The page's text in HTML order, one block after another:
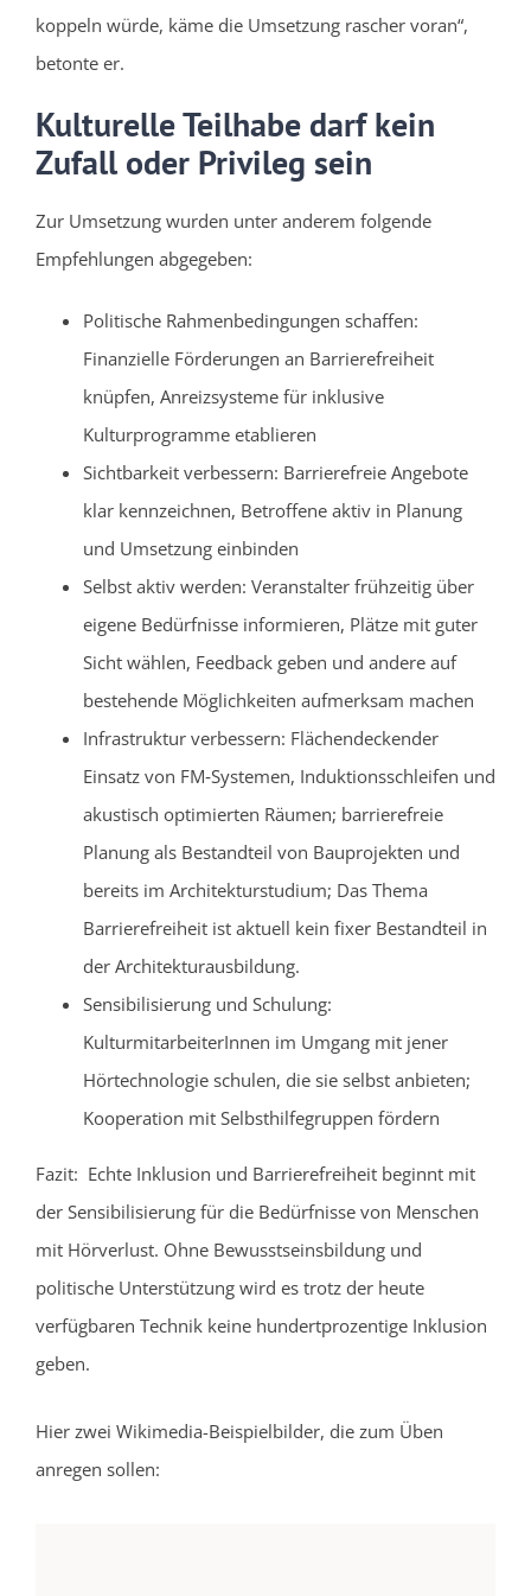
koppeln würde, käme die Umsetzung rascher voran“,
betonte er.
Kulturelle Teilhabe darf kein
Zufall oder Privileg sein
Zur Umsetzung wurden unter anderem folgende
Empfehlungen abgegeben:
Politische Rahmenbedingungen schaffen:
Finanzielle Förderungen an Barrierefreiheit
knüpfen, Anreizsysteme für inklusive
Kulturprogramme etablieren
Sichtbarkeit verbessern: Barrierefreie Angebote
klar kennzeichnen, Betroffene aktiv in Planung
und Umsetzung einbinden
Selbst aktiv werden: Veranstalter frühzeitig über
eigene Bedürfnisse informieren, Plätze mit guter
Sicht wählen, Feedback geben und andere auf
bestehende Möglichkeiten aufmerksam machen
Infrastruktur verbessern: Flächendeckender
Einsatz von FM‑Systemen, Induktionsschleifen und
akustisch optimierten Räumen; barrierefreie
Planung als Bestandteil von Bauprojekten und
bereits im Architekturstudium; Das Thema
Barrierefreiheit ist aktuell kein fixer Bestandteil in
der Architekturausbildung.
Sensibilisierung und Schulung:
KulturmitarbeiterInnen im Umgang mit jener
Hörtechnologie schulen, die sie selbst anbieten;
Kooperation mit Selbsthilfegruppen fördern
Fazit: Echte Inklusion und Barrierefreiheit beginnt mit
der Sensibilisierung für die Bedürfnisse von Menschen
mit Hörverlust. Ohne Bewusstseinsbildung und
politische Unterstützung wird es trotz der heute
verfügbaren Technik keine hundertprozentige Inklusion
geben.
Hier zwei Wikimedia-Beispielbilder, die zum Üben
anregen sollen: